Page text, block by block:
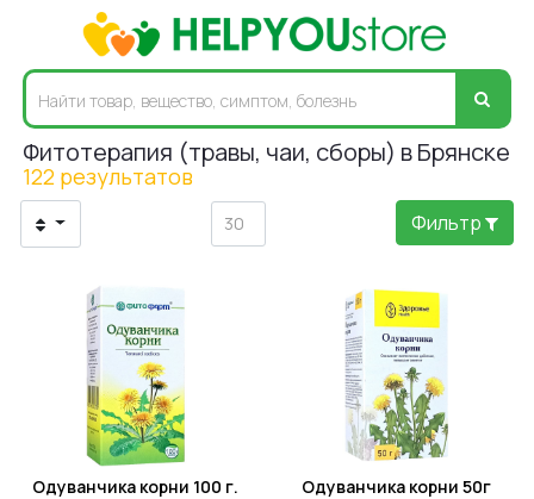
Фитотерапия (травы, чаи, сборы) в Брянске
122 результатов
Фильтр
Одуванчика корни 100 г. Одуванчика корни 50г